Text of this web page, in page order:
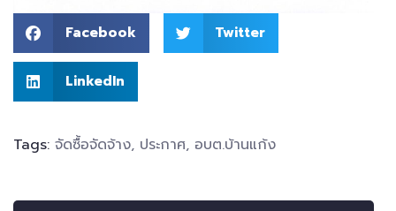
Facebook Twitter
LinkedIn
Tags: จัดซื้อจัดจ้าง, ประกาศ, อบต.บ้านแก้ง